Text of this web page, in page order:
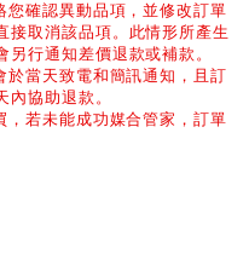
您確認異動品項，並修改訂單
接取消該品項。此情形所產生
另行通知差價退款或補款。
於當天致電和簡訊通知，且訂
協助退款。
，若未能成功媒合管家，訂單